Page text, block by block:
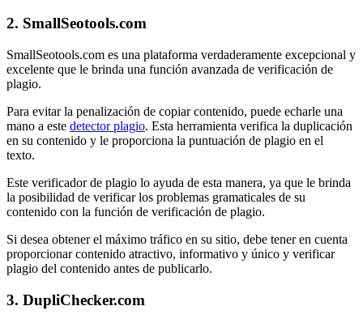
2. SmallSeotools.com
SmallSeotools.com es una plataforma verdaderamente excepcional y
excelente que le brinda una función avanzada de verificación de
plagio.
Para evitar la penalización de copiar contenido, puede echarle una
mano a este detector plagio. Esta herramienta verifica la duplicación
en su contenido y le proporciona la puntuación de plagio en el
texto.
Este verificador de plagio lo ayuda de esta manera, ya que le brinda
la posibilidad de verificar los problemas gramaticales de su
contenido con la función de verificación de plagio.
Si desea obtener el máximo tráfico en su sitio, debe tener en cuenta
proporcionar contenido atractivo, informativo y único y verificar
plagio del contenido antes de publicarlo.
3. DupliChecker.com